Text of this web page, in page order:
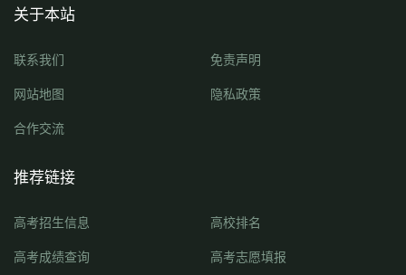
关于本站
联系我们 免责声明
网站地图 隐私政策
合作交流
推荐链接
高考招生信息 高校排名
高考成绩查询 高考志愿填报